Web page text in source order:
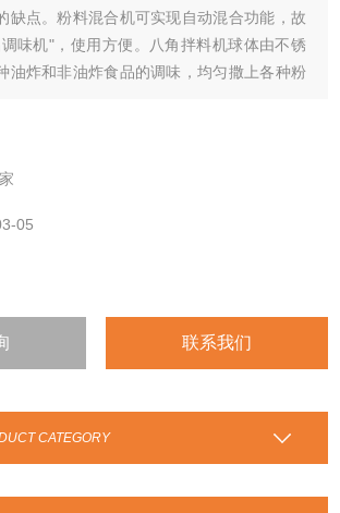
缺点。粉料混合机可实现自动混合功能，故
味机"，使用方便。八角拌料机球体由不锈
油炸和非油炸食品的调味，均匀撒上各种粉
油炸食品不碎。自动搅拌，搅拌均匀，操作
05
联系我们
CATEGORY